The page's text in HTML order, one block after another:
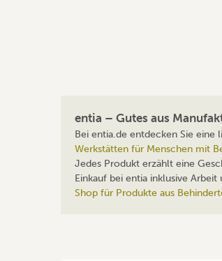
entia – Gutes aus
Bei entia.de entdecken Sie
Werkstätten für Menschen mit
Jedes Produkt erzählt eine
Einkauf bei entia inklusive
Shop für Produkte aus